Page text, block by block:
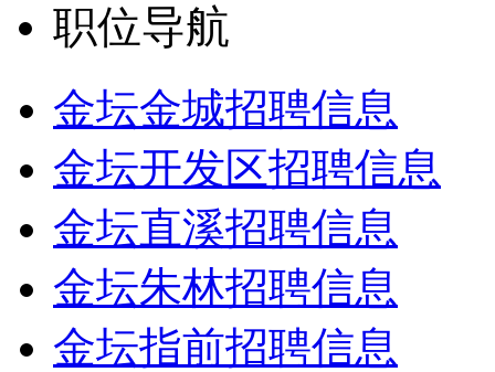
职位导航
金坛金城招聘信息
金坛开发区招聘信息
金坛直溪招聘信息
金坛朱林招聘信息
金坛指前招聘信息